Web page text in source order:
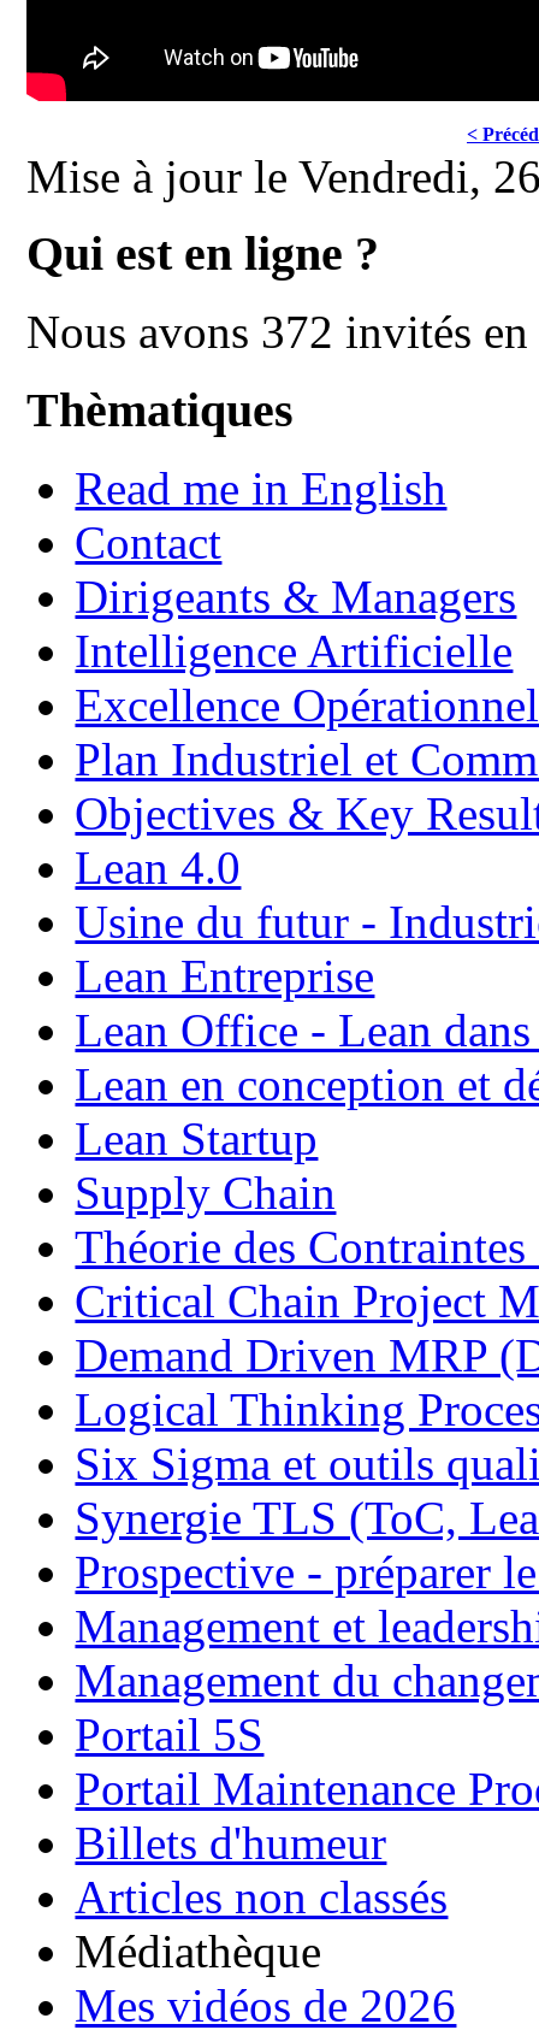
<
Mise à jour le Vendredi,
Qui est en ligne ?
Nous avons 372 invités
Thèmatiques
Read me in English
Contact
Dirigeants & Managers
Intelligence Artificielle
Excellence
Plan Industriel et
Objectives & Key
Lean 4.0
Usine du futur -
Lean Entreprise
Lean Office - Lean
Lean en conception et
Lean Startup
Supply Chain
Théorie des
Critical Chain Project
Demand Driven MRP
Logical Thinking
Six Sigma et outils
Synergie TLS (ToC,
Prospective - préparer
Management et
Management du
Portail 5S
Portail Maintenance
Billets d'humeur
Articles non classés
Médiathèque
Mes vidéos de 2026